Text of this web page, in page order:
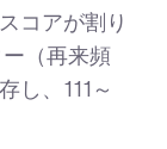
コアが割り
（再来頻
し、111～